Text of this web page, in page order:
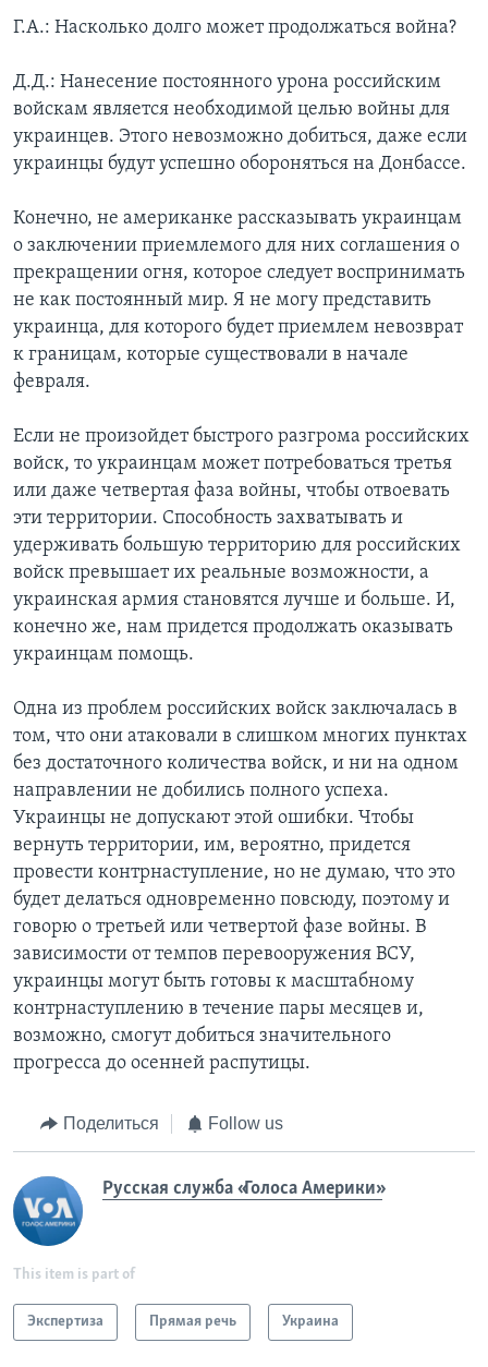
Г.А.: Насколько долго может продолжаться война?
Д.Д.: Нанесение постоянного урона российским
войскам является необходимой целью войны для
украинцев. Этого невозможно добиться, даже если
украинцы будут успешно обороняться на Донбассе.
Конечно, не американке рассказывать украинцам
о заключении приемлемого для них соглашения о
прекращении огня, которое следует воспринимать
не как постоянный мир. Я не могу представить
украинца, для которого будет приемлем невозврат
к границам, которые существовали в начале
февраля.
Если не произойдет быстрого разгрома российских
войск, то украинцам может потребоваться третья
или даже четвертая фаза войны, чтобы отвоевать
эти территории. Способность захватывать и
удерживать большую территорию для российских
войск превышает их реальные возможности, а
украинская армия становятся лучше и больше. И,
конечно же, нам придется продолжать оказывать
украинцам помощь.
Одна из проблем российских войск заключалась в
том, что они атаковали в слишком многих пунктах
без достаточного количества войск, и ни на одном
направлении не добились полного успеха.
Украинцы не допускают этой ошибки. Чтобы
вернуть территории, им, вероятно, придется
провести контрнаступление, но не думаю, что это
будет делаться одновременно повсюду, поэтому и
говорю о третьей или четвертой фазе войны. В
зависимости от темпов перевооружения ВСУ,
украинцы могут быть готовы к масштабному
контрнаступлению в течение пары месяцев и,
возможно, смогут добиться значительного
прогресса до осенней распутицы.
Поделиться Follow us
Русская служба «Голоса Америки»
This item is part of
Экспертиза Прямая речь Украина